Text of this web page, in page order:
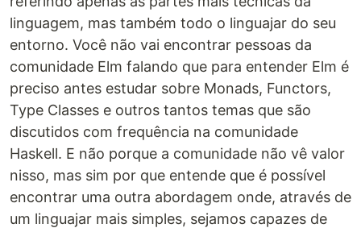
linguagem, mas também todo o linguajar do seu
entorno. Você não vai encontrar pessoas da
comunidade Elm falando que para entender Elm é
preciso antes estudar sobre Monads, Functors,
Type Classes e outros tantos temas que são
discutidos com frequência na comunidade
Haskell. E não porque a comunidade não vê valor
nisso, mas sim por que entende que é possível
encontrar uma outra abordagem onde, através de
um linguajar mais simples, sejamos capazes de